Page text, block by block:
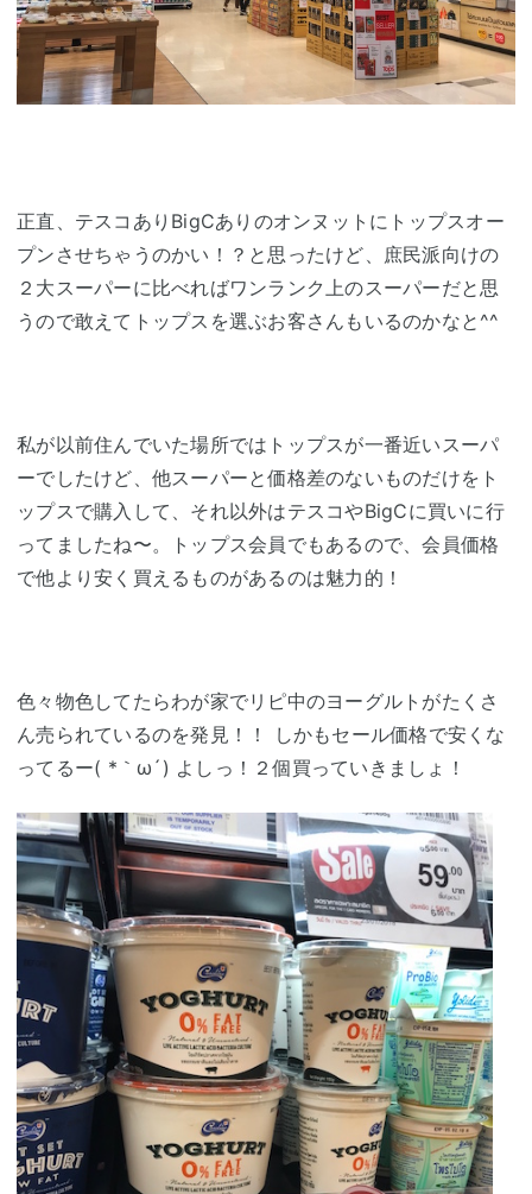
正直、テスコありBigCありのオンヌットにトップスオー
プンさせちゃうのかい！？と思ったけど、庶民派向けの
２大スーパーに比べればワンランク上のスーパーだと思
うので敢えてトップスを選ぶお客さんもいるのかなと^^
私が以前住んでいた場所ではトップスが一番近いスーパ
ーでしたけど、他スーパーと価格差のないものだけをト
ップスで購入して、それ以外はテスコやBigCに買いに行
ってましたね〜。トップス会員でもあるので、会員価格
で他より安く買えるものがあるのは魅力的！
色々物色してたらわが家でリピ中のヨーグルトがたくさ
ん売られているのを発見！！ しかもセール価格で安くな
ってるー( *｀ω´) よしっ！２個買っていきましょ！